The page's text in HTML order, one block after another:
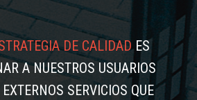
DE CALIDADES
A NUESTROS USUARIOS
SERVICIOS QUE